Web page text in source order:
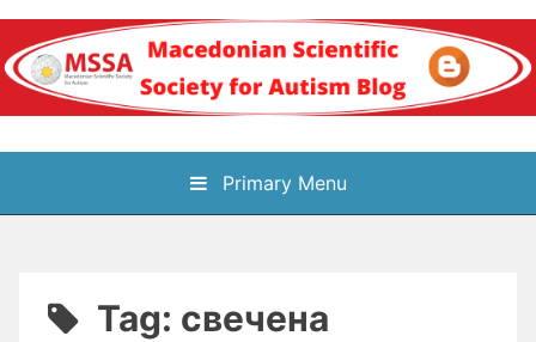
Skip
content
Блог на
Македонското научно
здружение за
Primary Menu
Tag: свечена